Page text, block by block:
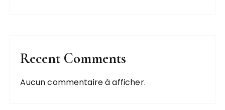
Recent Comments
Aucun commentaire à afficher.